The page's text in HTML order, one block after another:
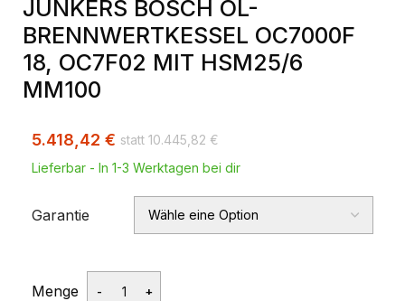
JUNKERS BOSCH ÖL-
BRENNWERTKESSEL OC7000F
18, OC7F02 MIT HSM25/6
MM100
10.445,82 €
5.418,42 €
Lieferbar - In 1-3 Werktagen bei dir
Garantie
Menge